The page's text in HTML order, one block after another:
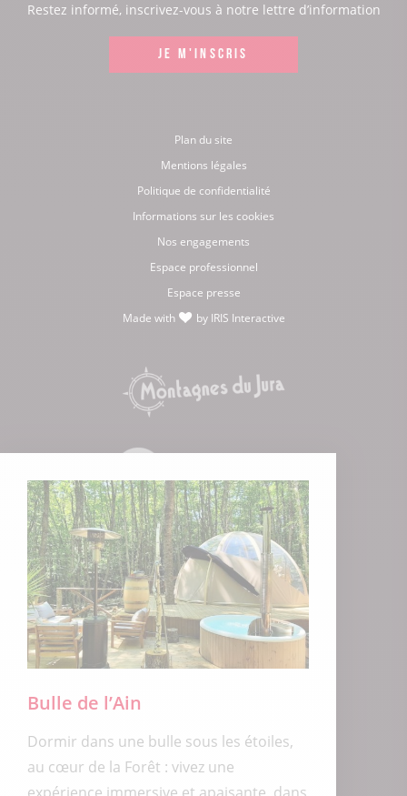
Bulle de l’Ain
Dormir dans une bulle sous les étoiles,
au cœur de la Forêt : vivez une
FacebookInstagramLinkedInYoutube
Restez informé, inscrivez-vous à notre lettre d’information
JE M'INSCRIS
Plan du site
Mentions légales
Politique de confidentialité
Informations sur les cookies
Nos engagements
Espace professionnel
Espace presse
Made with
by IRIS Interactive